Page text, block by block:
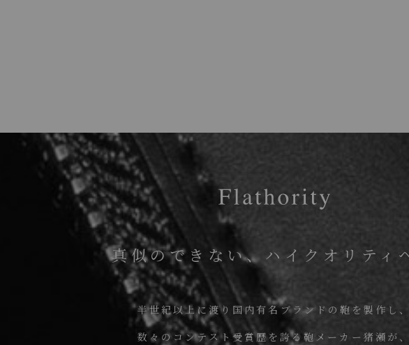
真似のできない、ハイクオリティ
半世紀以上に渡り国内有名ブランドの鞄を製作し、
数々のコンテスト受賞歴を誇る鞄メーカー猪瀬が、